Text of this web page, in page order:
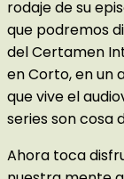
rodaje de su
que podremos
del Certamen
en Corto, en un
que vive el
series son cosa
Ahora toca